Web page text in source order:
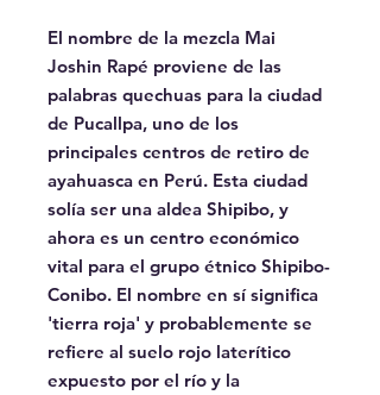
El nombre de la mezcla Mai
Joshin Rapé proviene de las
palabras quechuas para la ciudad
de Pucallpa, uno de los
principales centros de retiro de
ayahuasca en Perú. Esta ciudad
solía ser una aldea Shipibo, y
ahora es un centro económico
vital para el grupo étnico Shipibo-
Conibo. El nombre en sí significa
'tierra roja' y probablemente se
refiere al suelo rojo laterítico
expuesto por el río y la